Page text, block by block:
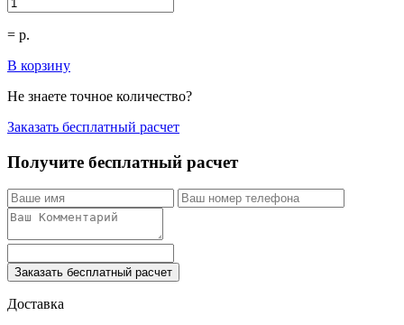
= р.
В корзину
Не знаете точное количество?
Заказать бесплатный расчет
Получите бесплатный расчет
Заказать бесплатный расчет
Доставка